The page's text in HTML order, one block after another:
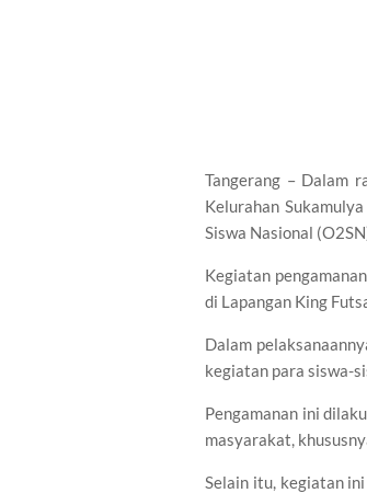
Tangerang – Dalam
Kelurahan
Siswa Nasional
Kegiatan
di Lapangan King
Dalam
kegiatan para siswa-
Pengamanan ini
masyarakat,
Selain itu, kegiatan